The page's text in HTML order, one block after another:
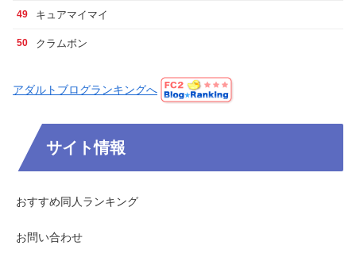
49 キュアマイマイ
50 クラムボン
アダルトブログランキングへ
サイト情報
おすすめ同人ランキング
お問い合わせ